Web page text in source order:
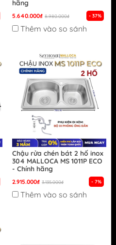
hãng
5.640.000₫ 8.980.000₫ - 37%
Thêm vào so sánh
Chậu rửa chén bát 2 hố inox
304 MALLOCA MS 1011P ECO
- Chính hãng
2.915.000₫ 3.135.000₫ - 7%
Thêm vào so sánh